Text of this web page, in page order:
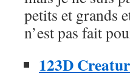
petits et grands
n’est pas fait
123D